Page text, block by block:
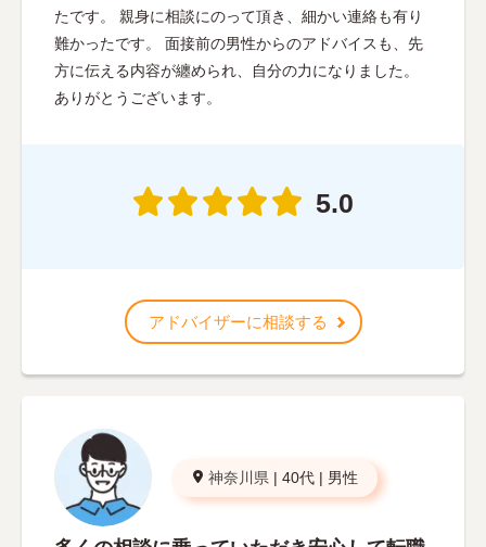
たです。 親身に相談にのって頂き、細かい連絡も有り
難かったです。 面接前の男性からのアドバイスも、先
方に伝える内容が纏められ、自分の力になりました。
ありがとうございます。
5.0
アドバイザーに相談する
神奈川県 | 40代 | 男性